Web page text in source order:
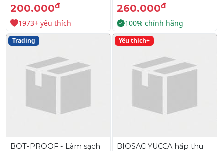
200.000đ
1973+ yêu thích
cho tôm
260.000đ
100% chính hãng
Trading
BOT-PROOF - Làm sạch
Yêu thích+
BIOSAC YUCCA hấp thu